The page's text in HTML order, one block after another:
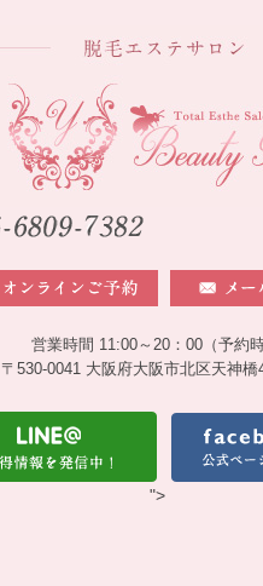
営業時間 11:00～20：00（予約時
〒530-0041 大阪府大阪市北区天神
">